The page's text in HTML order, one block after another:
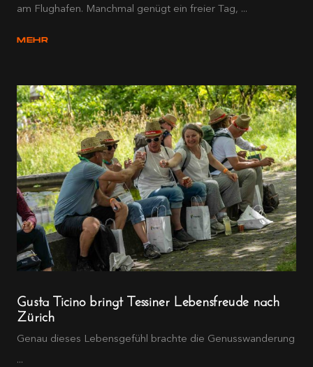
am Flughafen. Manchmal genügt ein freier Tag, ...
MEHR
Gusta Ticino bringt Tessiner Lebensfreude nach
Zürich
Genau dieses Lebensgefühl brachte die Genusswanderung
...